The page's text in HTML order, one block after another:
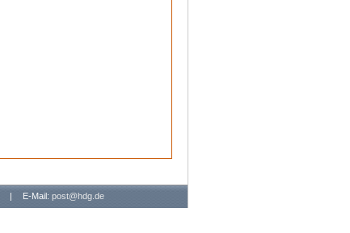
| E-Mail: post@hdg.de